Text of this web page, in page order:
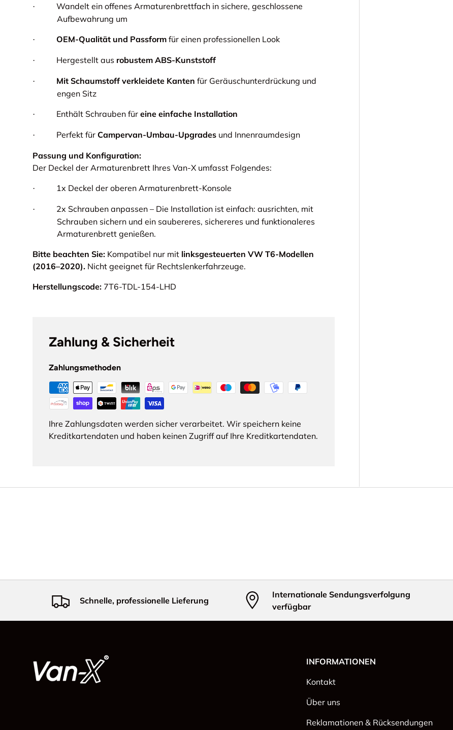
·
Wandelt ein offenes Armaturenbrettfach in sichere, geschlossene
Aufbewahrung um
· OEM-Qualität und Passform für einen professionellen Look
· Hergestellt aus robustem ABS-Kunststoff
· Mit Schaumstoff verkleidete Kanten für Geräuschunterdrückung und
engen Sitz
· Enthält Schrauben für eine einfache Installation
· Perfekt für Campervan-Umbau-Upgrades und Innenraumdesign
Passung und Konfiguration:
Der Deckel der Armaturenbrett Ihres Van-X umfasst Folgendes:
· 1x Deckel der oberen Armaturenbrett-Konsole
·
2x Schrauben anpassen – Die Installation ist einfach: ausrichten, mit
Schrauben sichern und ein saubereres, sichereres und funktionaleres
Armaturenbrett genießen.
Bitte beachten Sie: Kompatibel nur mit linksgesteuerten VW T6-Modellen
(2016–2020). Nicht geeignet für Rechtslenkerfahrzeuge.
Herstellungscode: 7T6-TDL-154-LHD
Zahlung & Sicherheit
Zahlungsmethoden
Ihre Zahlungsdaten werden sicher verarbeitet. Wir speichern keine
Kreditkartendaten und haben keinen Zugriff auf Ihre Kreditkartendaten.
Schnelle, professionelle Lieferung
Internationale Sendungsverfolgung
verfügbar
INFORMATIONEN
Kontakt
Über uns
Reklamationen & Rücksendungen